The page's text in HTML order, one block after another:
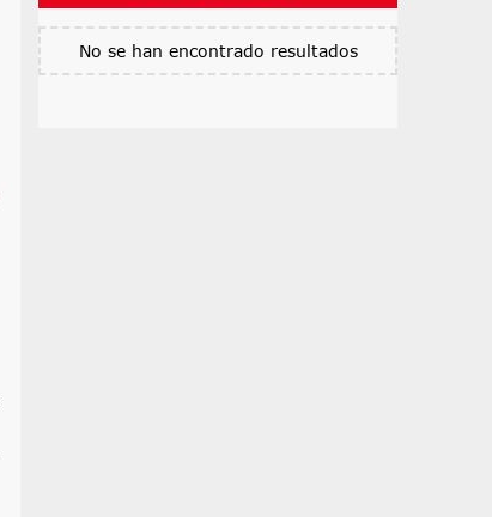
No se han encontrado resultados